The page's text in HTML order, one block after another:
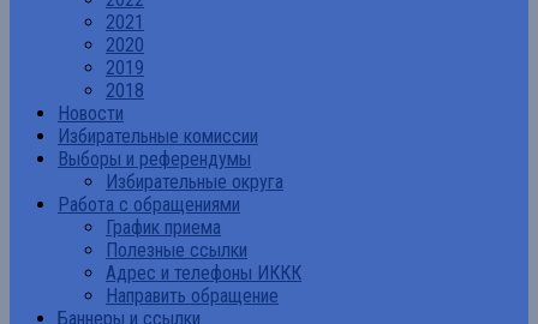
2021
2020
2019
2018
Новости
Избирательные комиссии
Выборы и референдумы
Избирательные округа
Работа с обращениями
График приема
Полезные ссылки
Адрес и телефоны ИККК
Направить обращение
Баннеры и ссылки